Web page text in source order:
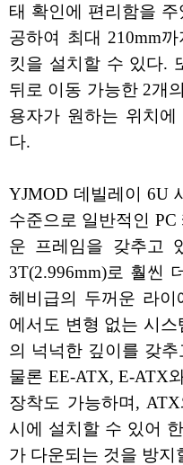
태 확인에 편리함을
공하여 최대 210mm
킷을 설치할 수 있다.
뒤로 이동 가능한 2개
용자가 원하는 위치
다.
YJMOD 데빌레이 6U
수준으로 일반적인 PC
운 프레임을 갖추고
3T(2.996mm)로 훨씬
헤비급의 두꺼운 라
에서도 변형 없는 시
의 넉넉한 깊이를 갖
물론 EE-ATX, E-ATX
장착도 가능하며,
시에 설치할 수 있어
가 다운되는 것을 방지